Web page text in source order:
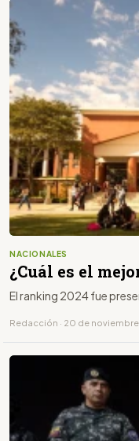
NACIONALES
¿Cuál es el
El ranking 2024 fue
Redacción · 20 de